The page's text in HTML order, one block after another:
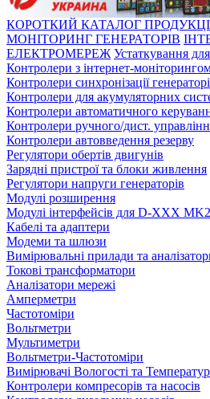
КОРОТКИЙ КАТАЛОГ
МОНІТОРИНГ ГЕНЕРАТОРІВ
ЕЛЕКТРОМЕРЕЖ Устаткування
Контролери з інтернет-
Контролери синхронізації
Контролери для акумуляторних
Контролери автоматичного
Контролери ручного/дист.
Контролери автовведення резерву
Регулятори обертів двигунів
Зарядні пристрої та блоки живлення
Регулятори напруги генераторів
Модулі розширення
Модулі інтерфейсів для D-XXX MK2
Кабелі та адаптери
Модеми та шлюзи
Вимірювальні прилади та
Токові трансформатори
Аналізатори мережі
Амперметри
Частотоміри
Вольтметри
Мультиметри
Вольтметри-Частотоміри
Вимірювачі Вологості та
Контролери компресорів та насосів